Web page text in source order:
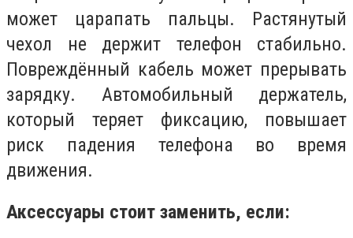
может царапать пальцы. Растянутый
чехол не держит телефон стабильно.
Повреждённый кабель может прерывать
зарядку. Автомобильный держатель,
который теряет фиксацию, повышает
риск падения телефона во время
движения.
Аксессуары стоит заменить, если: